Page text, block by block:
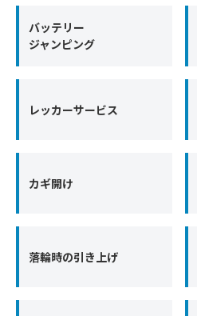
バッテリー
ジャンピング
レッカーサービス
カギ開け
落輪時の引き上げ